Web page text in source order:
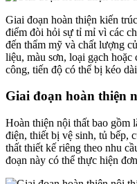
Giai đoạn hoàn thiện kiến
điểm đòi hỏi sự tỉ mỉ vì các
đến thẩm mỹ và chất lượng
liệu, màu sơn, loại gạch
công, tiến độ có thể bị kéo
Giai đoạn hoàn thiện
Hoàn thiện nội thất bao gồm
điện, thiết bị vệ sinh, tủ bếp,
thất thiết kế riêng theo nhu
đoạn này có thể thực hiện